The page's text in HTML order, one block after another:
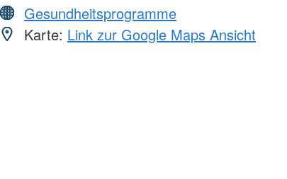
Gesundheitsprogramme
Karte: Link zur Google Maps Ansicht